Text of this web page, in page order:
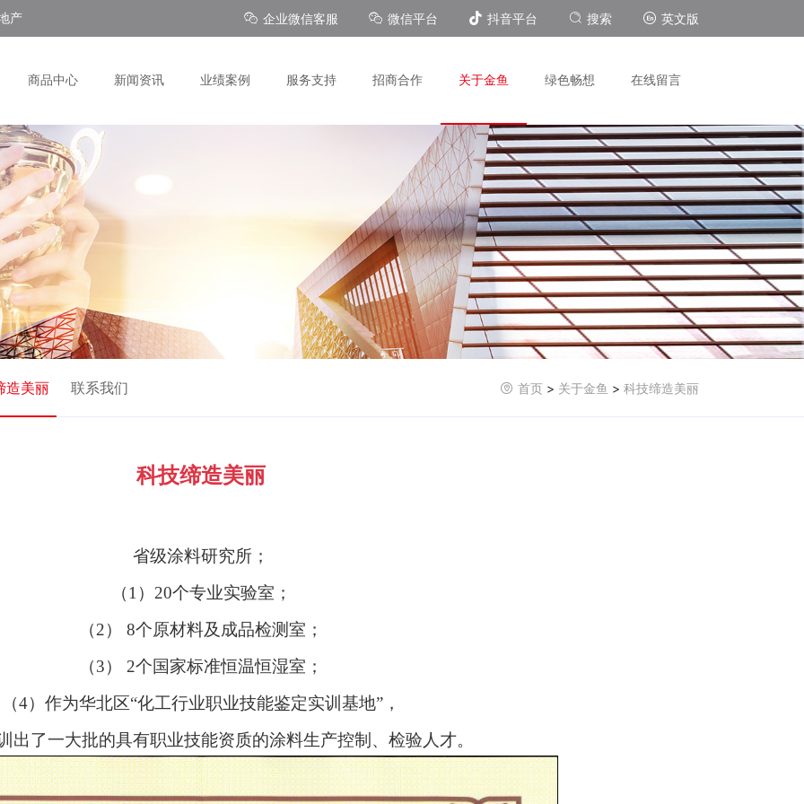
产 企业微信客服 微信平台 抖音平台 搜索 英文版
商品中心 新闻资讯 业绩案例 服务支持 招商合作 关于金鱼 绿色畅想 在线留言
造美丽 联系我们 首页 > 关于金鱼 > 科技缔造美丽
科技缔造美丽
省级涂料研究所；
（1）20个专业实验室；
（2） 8个原材料及成品检测室；
（3） 2个国家标准恒温恒湿室；
（4）作为华北区“化工行业职业技能鉴定实训基地”，
出了一大批的具有职业技能资质的涂料生产控制、检验人才。